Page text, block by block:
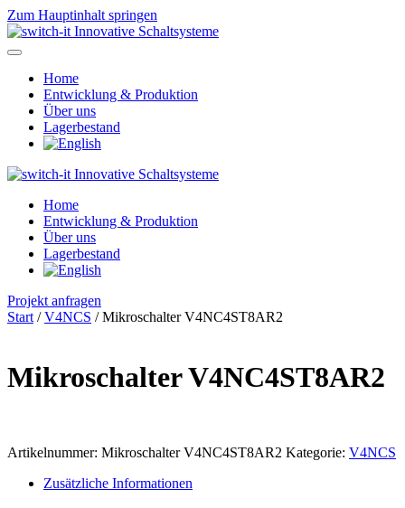
Zum Hauptinhalt springen
Home
Entwicklung & Produktion
Über uns
Lagerbestand
Home
Entwicklung & Produktion
Über uns
Lagerbestand
Projekt anfragen
Start /V4NCS / Mikroschalter V4NC4ST8AR2
Mikroschalter V4NC4ST8AR2
Artikelnummer: Mikroschalter V4NC4ST8AR2 Kategorie: V4NCS
Zusätzliche Informationen